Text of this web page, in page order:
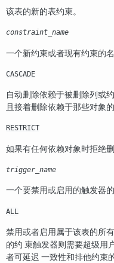
该表的新的表约束。
constraint_name
一个新约束或者现有约束的名
CASCADE
自动删除依赖于被删除列或
且接着删除依赖于那些对象
RESTRICT
如果有任何依赖对象时拒绝
trigger_name
一个要禁用或启用的触发器的
ALL
禁用或者启用属于该表的所
的约 束触发器则需要超级用
者可延迟 一致性和排他约束